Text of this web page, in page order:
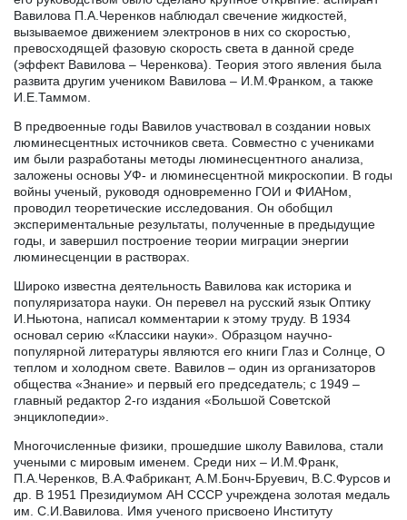
Вавилова П.А.Черенков наблюдал свечение жидкостей,
вызываемое движением электронов в них со скоростью,
превосходящей фазовую скорость света в данной среде
(эффект Вавилова – Черенкова). Теория этого явления была
развита другим учеником Вавилова – И.М.Франком, а также
И.Е.Таммом.
В предвоенные годы Вавилов участвовал в создании новых
люминесцентных источников света. Совместно с учениками
им были разработаны методы люминесцентного анализа,
заложены основы УФ- и люминесцентной микроскопии. В годы
войны ученый, руководя одновременно ГОИ и ФИАНом,
проводил теоретические исследования. Он обобщил
экспериментальные результаты, полученные в предыдущие
годы, и завершил построение теории миграции энергии
люминесценции в растворах.
Широко известна деятельность Вавилова как историка и
популяризатора науки. Он перевел на русский язык Оптику
И.Ньютона, написал комментарии к этому труду. В 1934
основал серию «Классики науки». Образцом научно-
популярной литературы являются его книги Глаз и Солнце, О
теплом и холодном свете. Вавилов – один из организаторов
общества «Знание» и первый его председатель; с 1949 –
главный редактор 2-го издания «Большой Советской
энциклопедии».
Многочисленные физики, прошедшие школу Вавилова, стали
учеными с мировым именем. Среди них – И.М.Франк,
П.А.Черенков, В.А.Фабрикант, А.М.Бонч-Бруевич, В.С.Фурсов и
др. В 1951 Президиумом АН СССР учреждена золотая медаль
им. С.И.Вавилова. Имя ученого присвоено Институту